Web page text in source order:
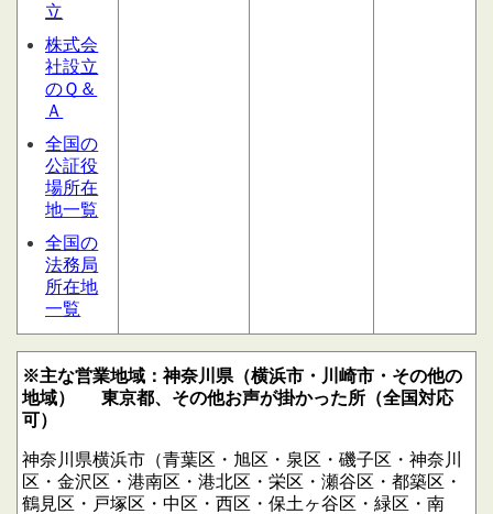
立
株式会
社設立
のＱ＆
Ａ
全国の
公証役
場所在
地一覧
全国の
法務局
所在地
一覧
※主な営業地域：神奈川県（横浜市・川崎市・その他の
地域）
東京都、その他お声が掛かった所（全国対応
可）
神奈川県横浜市（青葉区・旭区・泉区・磯子区・神奈川
区・金沢区・港南区・港北区・栄区・瀬谷区・都築区・
鶴見区・戸塚区・中区・西区・保土ヶ谷区・緑区・南